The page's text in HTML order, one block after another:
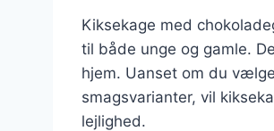
Kiksekage med
til både unge og gamle.
hjem. Uanset om du
smagsvarianter, vil
lejlighed.